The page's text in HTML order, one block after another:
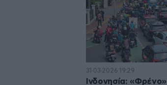
31·03·2026 19:29
Ινδονησία: